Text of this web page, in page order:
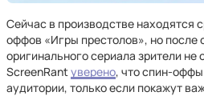
Сейчас в производстве находятся
оффов «Игры престолов», но после
оригинального сериала зрители
ScreenRantуверено, что спин-оффы
аудитории, только если покажут